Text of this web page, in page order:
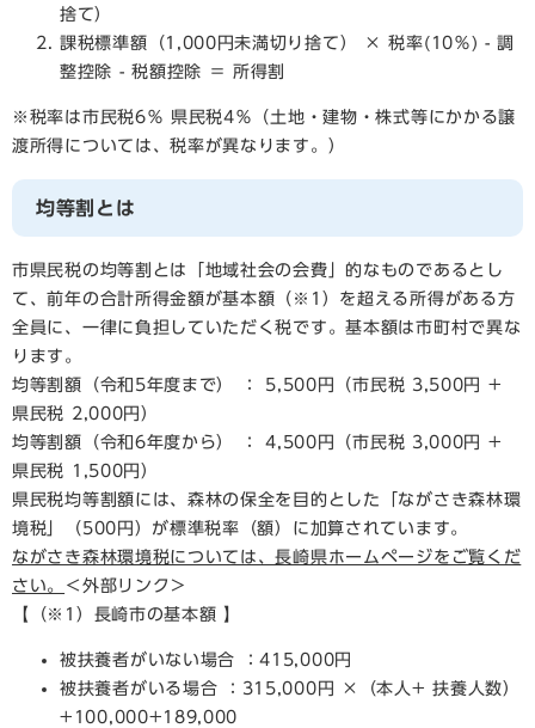
捨て）
課税標準額（1,000円未満切り捨て） × 税率(10％) - 調
整控除 - 税額控除 ＝ 所得割
※税率は市民税6％ 県民税4％（土地・建物・株式等にかかる譲
渡所得については、税率が異なります。）
均等割とは
市県民税の均等割とは「地域社会の会費」的なものであるとし
て、前年の合計所得金額が基本額（※1）を超える所得がある方
全員に、一律に負担していただく税です。基本額は市町村で異な
ります。
均等割額（令和5年度まで） ： 5,500円（市民税 3,500円 +
県民税 2,000円）
均等割額（令和6年度から） ： 4,500円（市民税 3,000円 +
県民税 1,500円）
県民税均等割額には、森林の保全を目的とした「ながさき森林環
境税」（500円）が標準税率（額）に加算されています。
ながさき森林環境税については、長崎県ホームページをご覧くだ
さい。
＜外部リンク＞
【（※1）長崎市の基本額 】
被扶養者がいない場合 ：415,000円
被扶養者がいる場合 ：315,000円 ×（本人+ 扶養人数）
+100,000+189,000